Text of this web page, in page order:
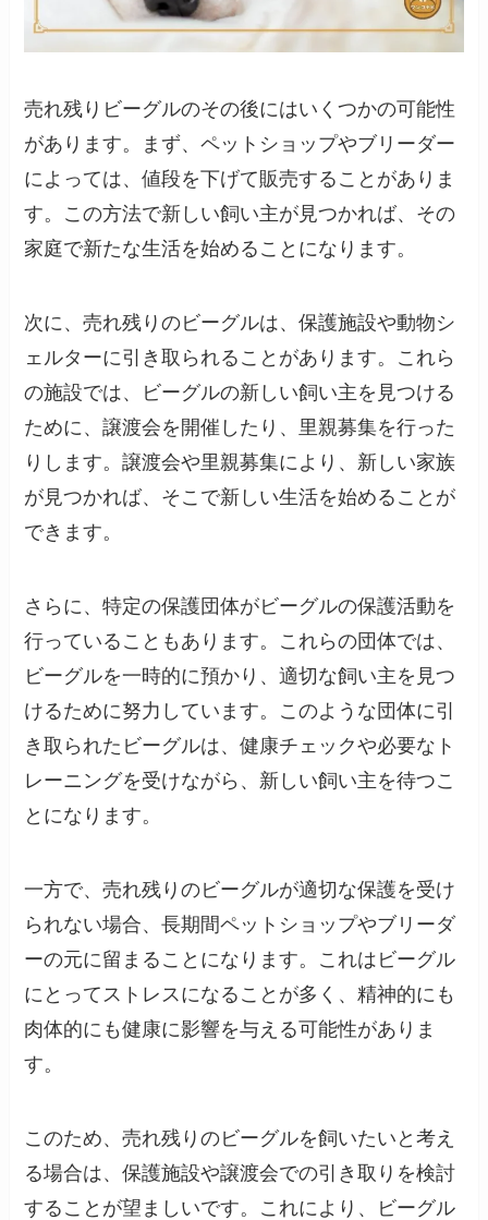
売れ残りビーグルのその後にはいくつかの可能性
があります。まず、ペットショップやブリーダー
によっては、値段を下げて販売することがありま
す。この方法で新しい飼い主が見つかれば、その
家庭で新たな生活を始めることになります。
次に、売れ残りのビーグルは、保護施設や動物シ
ェルターに引き取られることがあります。これら
の施設では、ビーグルの新しい飼い主を見つける
ために、譲渡会を開催したり、里親募集を行った
りします。譲渡会や里親募集により、新しい家族
が見つかれば、そこで新しい生活を始めることが
できます。
さらに、特定の保護団体がビーグルの保護活動を
行っていることもあります。これらの団体では、
ビーグルを一時的に預かり、適切な飼い主を見つ
けるために努力しています。このような団体に引
き取られたビーグルは、健康チェックや必要なト
レーニングを受けながら、新しい飼い主を待つこ
とになります。
一方で、売れ残りのビーグルが適切な保護を受け
られない場合、長期間ペットショップやブリーダ
ーの元に留まることになります。これはビーグル
にとってストレスになることが多く、精神的にも
肉体的にも健康に影響を与える可能性がありま
す。
このため、売れ残りのビーグルを飼いたいと考え
る場合は、保護施設や譲渡会での引き取りを検討
することが望ましいです。これにより、ビーグル